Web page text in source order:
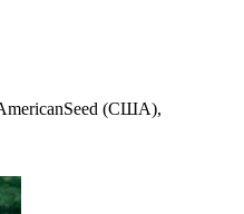
(США),